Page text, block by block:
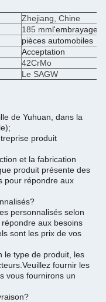
Zhejiang, Chine
185 mml'embrayage
pièces automobiles
Acceptation
42CrMo
Le SAGW
de Yuhuan, dans la
produit
et la fabrication
produit présente des
pour répondre aux
personnalisés selon
aux besoins
sont les prix de vos
le type de produit, les
Veuillez fournir les
vous fournirons un